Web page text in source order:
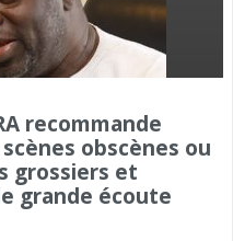
recommande
obscènes ou
grossiers et
grande écoute